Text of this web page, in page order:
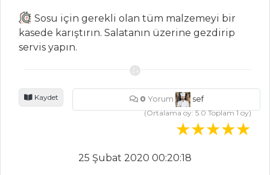
Pilav ve Makarna
Tüm Tarifleri
KIYMALI VE
PATATESLİ KURU
ŞEKERLEMELİ
Sosu için gerekli olan tüm malzemeyi bir
kasede karıştırın. Salatanın üzerine gezdirip
servis yapın.
Kaydet 0 Yorum
sef
(Ortalama oy:5.0Toplam1oy)
25 Şubat 2020 00:20:18